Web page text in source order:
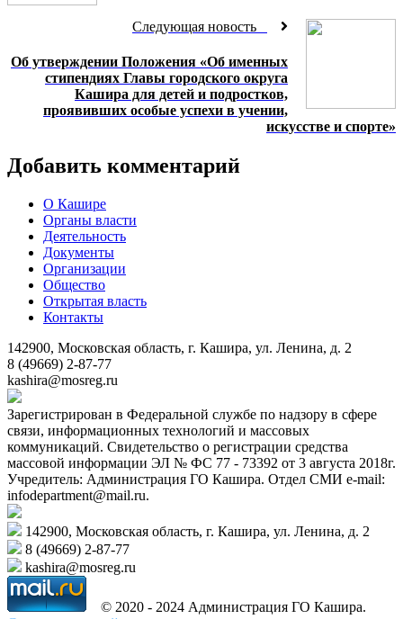
Следующая новость
Об утверждении Положения «Об именных
стипендиях Главы городского округа
Кашира для детей и подростков,
проявивших особые успехи в учении,
искусстве и спорте»
Добавить комментарий
О Кашире
Органы власти
Деятельность
Документы
Организации
Общество
Открытая власть
Контакты
142900, Московская область, г. Кашира, ул. Ленина, д. 2
8 (49669) 2-87-77
kashira@mosreg.ru
Зарегистрирован в Федеральной службе по надзору в сфере
связи, информационных технологий и массовых
коммуникаций. Свидетельство о регистрации средства
массовой информации ЭЛ № ФС 77 - 73392 от 3 августа 2018г.
Учредитель: Администрация ГО Кашира. Отдел СМИ e-mail:
infodepartment@mail.ru.
142900, Московская область, г. Кашира, ул. Ленина, д. 2
8 (49669) 2-87-77
kashira@mosreg.ru
© 2020 - 2024 Администрация ГО Кашира.